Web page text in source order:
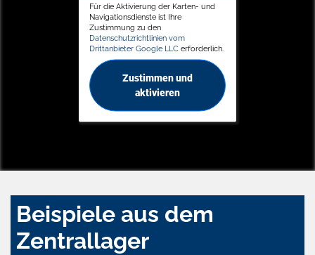
Für die Aktivierung der Karten- und
Navigationsdienste ist Ihre
Zustimmung zu den
Datenschutzrichtlinien vom
Drittanbieter Google LLC erforderlich.
Zustimmen und
aktivieren
Beispiele aus dem
Zentrallager